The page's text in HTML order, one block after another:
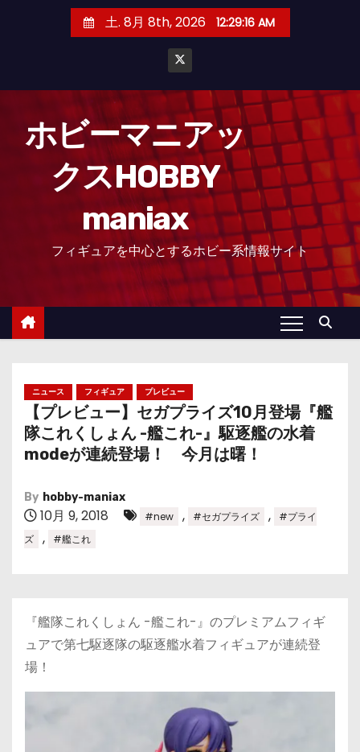
土. 8月 8th, 2026 12:29:18 AM
ホビーマニアッ
クスHOBBY
maniax
フィギュアを中心とするホビー系情報サイト
ニュース フィギュア プレビュー
【プレビュー】セガプライズ10月登場『艦
隊これくしょん -艦これ-』駆逐艦の水着
modeが連続登場！ 今月は曙！
By hobby-maniax
10月 9, 2018 #new , #セガプライズ ,
#プライ
ズ
, #艦これ
『艦隊これくしょん -艦これ-』のプレミアムフィギ
ュアで第七駆逐隊の駆逐艦水着フィギュアが連続登
場！